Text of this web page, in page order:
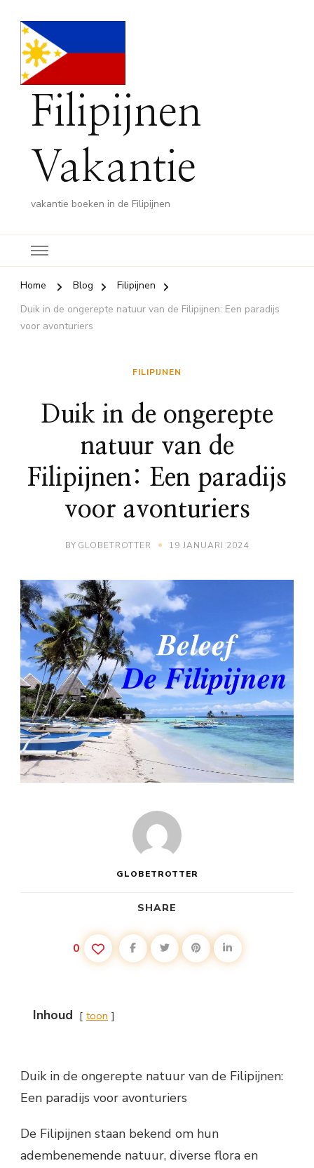
Filipijnen
Vakantie
vakantie boeken in de Filipijnen
Home Blog
Filipijnen
Duik in de ongerepte natuur van de Filipijnen: Een paradijs
voor avonturiers
FILIPIJNEN
Duik in de ongerepte
natuur van de
Filipijnen: Een paradijs
voor avonturiers
BY GLOBETROTTER 19 JANUARI 2024
GLOBETROTTER
SHARE
0
Inhoud toon
Duik in de ongerepte natuur van de Filipijnen:
Een paradijs voor avonturiers
De Filipijnen staan bekend om hun
adembenemende natuur, diverse flora en